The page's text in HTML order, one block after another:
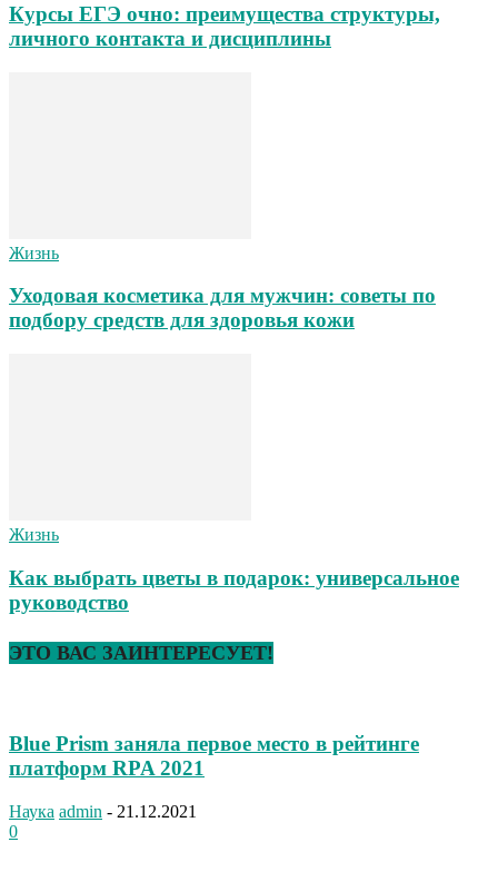
Курсы ЕГЭ очно: преимущества структуры,
личного контакта и дисциплины
Жизнь
Уходовая косметика для мужчин: советы по
подбору средств для здоровья кожи
Жизнь
Как выбрать цветы в подарок: универсальное
руководство
ЭТО ВАС ЗАИНТЕРЕСУЕТ!
Blue Prism заняла первое место в рейтинге
платформ RPA 2021
Наука admin - 21.12.2021
0